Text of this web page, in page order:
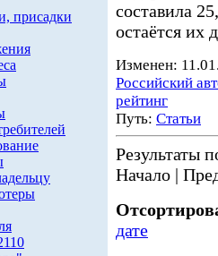
присадки
составила
остаётся их
Изменен:
Российский
рейтинг
Путь: Статьи
Результаты
Начало |
дате